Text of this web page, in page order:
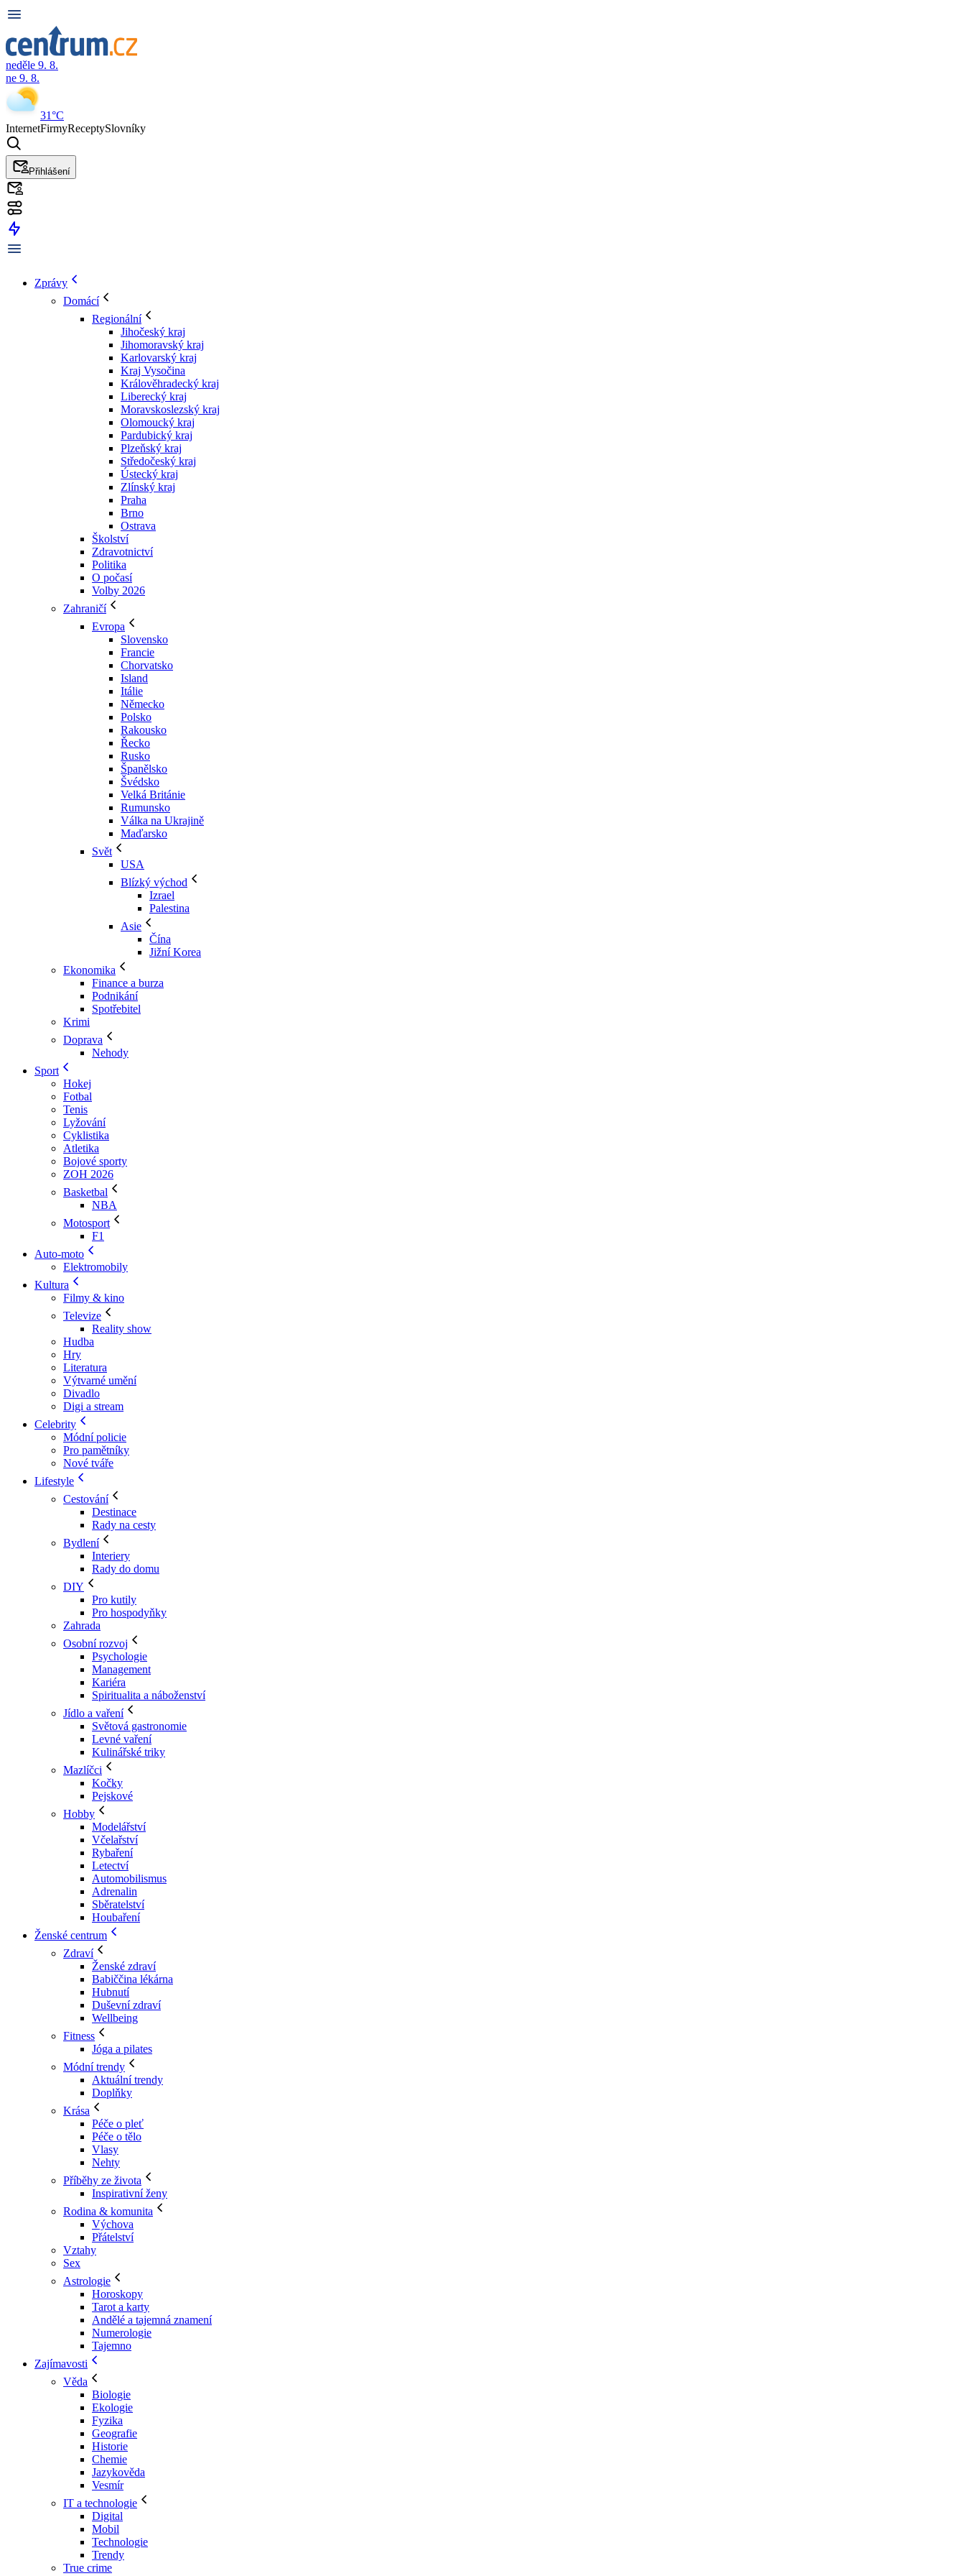
neděle 9. 8.
ne 9. 8.
31°C
InternetFirmyReceptySlovníky
Přihlášení
Zprávy
Domácí
Regionální
Jihočeský kraj
Jihomoravský kraj
Karlovarský kraj
Kraj Vysočina
Králověhradecký kraj
Liberecký kraj
Moravskoslezský kraj
Olomoucký kraj
Pardubický kraj
Plzeňský kraj
Středočeský kraj
Ústecký kraj
Zlínský kraj
Praha
Brno
Ostrava
Školství
Zdravotnictví
Politika
O počasí
Volby 2026
Zahraničí
Evropa
Slovensko
Francie
Chorvatsko
Island
Itálie
Německo
Polsko
Rakousko
Řecko
Rusko
Španělsko
Švédsko
Velká Británie
Rumunsko
Válka na Ukrajině
Maďarsko
Svět
USA
Blízký východ
Izrael
Palestina
Asie
Čína
Jižní Korea
Ekonomika
Finance a burza
Podnikání
Spotřebitel
Krimi
Doprava
Nehody
Sport
Hokej
Fotbal
Tenis
Lyžování
Cyklistika
Atletika
Bojové sporty
ZOH 2026
Basketbal
NBA
Motosport
F1
Auto-moto
Elektromobily
Kultura
Filmy & kino
Televize
Reality show
Hudba
Hry
Literatura
Výtvarné umění
Divadlo
Digi a stream
Celebrity
Módní policie
Pro pamětníky
Nové tváře
Lifestyle
Cestování
Destinace
Rady na cesty
Bydlení
Interiery
Rady do domu
DIY
Pro kutily
Pro hospodyňky
Zahrada
Osobní rozvoj
Psychologie
Management
Kariéra
Spiritualita a náboženství
Jídlo a vaření
Světová gastronomie
Levné vaření
Kulinářské triky
Mazlíčci
Kočky
Pejskové
Hobby
Modelářství
Včelařství
Rybaření
Letectví
Automobilismus
Adrenalin
Sběratelství
Houbaření
Ženské centrum
Zdraví
Ženské zdraví
Babiččina lékárna
Hubnutí
Duševní zdraví
Wellbeing
Fitness
Jóga a pilates
Módní trendy
Aktuální trendy
Doplňky
Krása
Péče o pleť
Péče o tělo
Vlasy
Nehty
Příběhy ze života
Inspirativní ženy
Rodina & komunita
Výchova
Přátelství
Vztahy
Sex
Astrologie
Horoskopy
Tarot a karty
Andělé a tajemná znamení
Numerologie
Tajemno
Zajímavosti
Věda
Biologie
Ekologie
Fyzika
Geografie
Historie
Chemie
Jazykověda
Vesmír
IT a technologie
Digital
Mobil
Technologie
Trendy
True crime